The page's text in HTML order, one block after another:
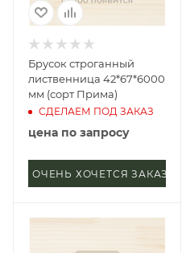
Брусок строганный
лиственница 42*67*6000
мм (сорт Прима)
СДЕЛАЕМ ПОД ЗАКАЗ
цена по запросу
ОЧЕНЬ ХОЧЕТСЯ